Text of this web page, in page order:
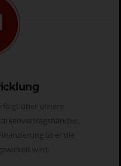
über unsere
über die
wird.